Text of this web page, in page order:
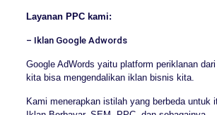
Layanan PPC kami:
– Iklan Google Adwords
Google AdWords yaitu platform periklanan
kita bisa mengendalikan iklan bisnis kita.
Kami menerapkan istilah yang berbeda untuk